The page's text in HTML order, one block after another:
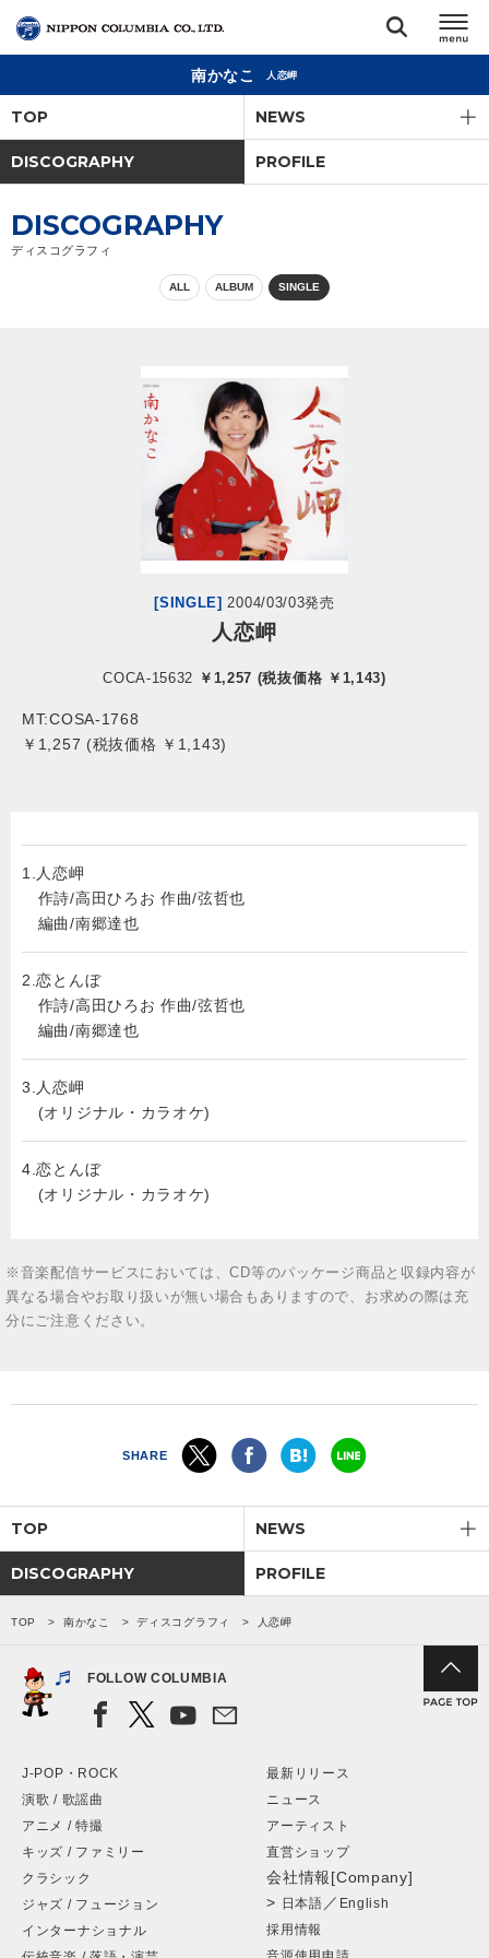
閉じる
アーティスト
南かなこ 人恋岬
TOP NEWS
DISCOGRAPHY PROFILE
DISCOGRAPHY
ディスコグラフィ
ALL ALBUM SINGLE
[SINGLE] 2004/03/03発売
人恋岬
COCA-15632 ￥1,257 (税抜価格 ￥1,143)
MT:COSA-1768
￥1,257 (税抜価格 ￥1,143)
1.
人恋岬
作詩/高田ひろお 作曲/弦哲也
編曲/南郷達也
2.恋とんぼ
作詩/高田ひろお 作曲/弦哲也
編曲/南郷達也
3. 人恋岬
(オリジナル・カラオケ)
4.恋とんぼ
(オリジナル・カラオケ)
※音楽配信サービスにおいては、CD等のパッケージ商品と収録内容が
異なる場合やお取り扱いが無い場合もありますので、お求めの際は充
分にご注意ください。
SHARE
TOP NEWS
DISCOGRAPHY PROFILE
TOP 南かなこ ディスコグラフィ 人恋岬
FOLLOW COLUMBIA
J-POP・ROCK
演歌 / 歌謡曲
アニメ / 特撮
キッズ / ファミリー
クラシック
ジャズ / フュージョン
インターナショナル
最新リリース
ニュース
アーティスト
直営ショップ
会社情報[Company]
> 日本語 ／ English
採用情報